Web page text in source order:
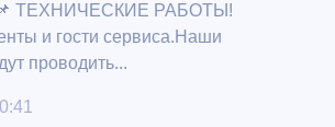
ТЕХНИЧЕСКИЕ РАБОТЫ!
и гости сервиса.Наши
проводить...